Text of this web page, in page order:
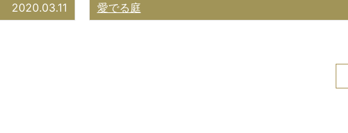
2020.03.11 愛でる庭